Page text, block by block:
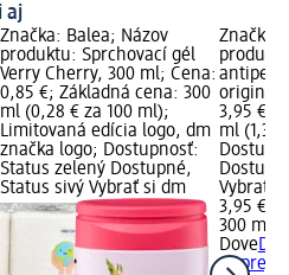
aj
Značka: Balea; Názov
produktu: Sprchovací gél
Verry Cherry, 300 ml; Cena:
0,85 €; Základná cena: 300
ml (0,28 € za 100 ml);
Limitovaná edícia logo, dm
značka logo; Dostupnosť:
Status zelený Dostupné,
Status sivý Vybrať si dm
Značka:
original,
3,95 €;
ml (1,32
Vybrať
3,95 €
300 ml
Dove
v spreji